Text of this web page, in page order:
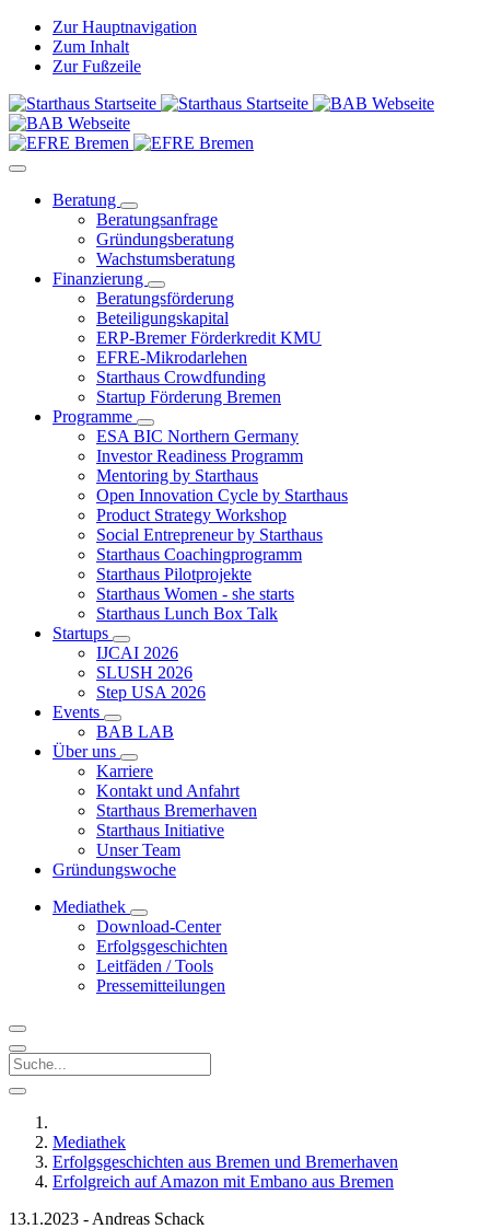
Zur Hauptnavigation
Zum Inhalt
Zur Fußzeile
Beratung
Beratungsanfrage
Gründungsberatung
Wachstumsberatung
Finanzierung
Beratungsförderung
Beteiligungskapital
ERP-Bremer Förderkredit KMU
EFRE-Mikrodarlehen
Starthaus Crowdfunding
Startup Förderung Bremen
Programme
ESA BIC Northern Germany
Investor Readiness Programm
Mentoring by Starthaus
Open Innovation Cycle by Starthaus
Product Strategy Workshop
Social Entrepreneur by Starthaus
Starthaus Coachingprogramm
Starthaus Pilotprojekte
Starthaus Women - she starts
Starthaus Lunch Box Talk
Startups
IJCAI 2026
SLUSH 2026
Step USA 2026
Events
BAB LAB
Über uns
Karriere
Kontakt und Anfahrt
Starthaus Bremerhaven
Starthaus Initiative
Unser Team
Gründungswoche
Mediathek
Download-Center
Erfolgsgeschichten
Leitfäden / Tools
Pressemitteilungen
Mediathek
Erfolgsgeschichten aus Bremen und Bremerhaven
Erfolgreich auf Amazon mit Embano aus Bremen
13.1.2023 - Andreas Schack